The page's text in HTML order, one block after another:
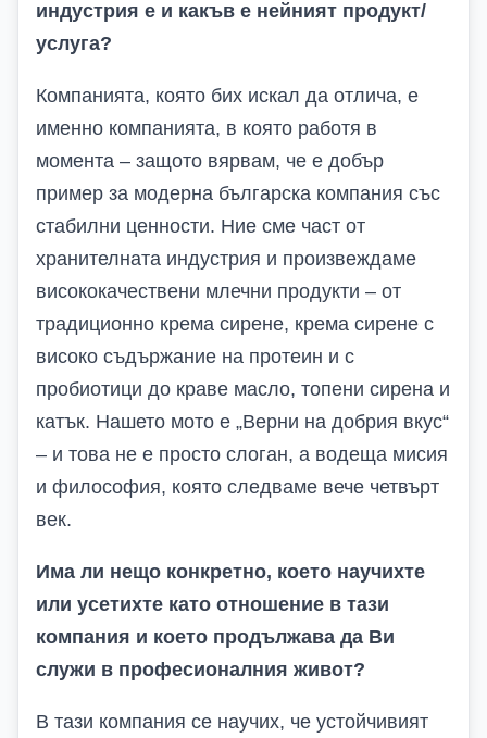
индустрия е и какъв е нейният продукт/
услуга?
Компанията, която бих искал да отлича, е
именно компанията, в която работя в
момента – защото вярвам, че е добър
пример за модерна българска компания със
стабилни ценности. Ние сме част от
хранителната индустрия и произвеждаме
висококачествени млечни продукти – от
традиционно крема сирене, крема сирене с
високо съдържание на протеин и с
пробиотици до краве масло, топени сирена и
катък. Нашето мото е „Верни на добрия вкус“
– и това не е просто слоган, а водеща мисия
и философия, която следваме вече четвърт
век.
Има ли нещо конкретно, което научихте
или усетихте като отношение в тази
компания и което продължава да Ви
служи в професионалния живот?
В тази компания се научих, че устойчивият